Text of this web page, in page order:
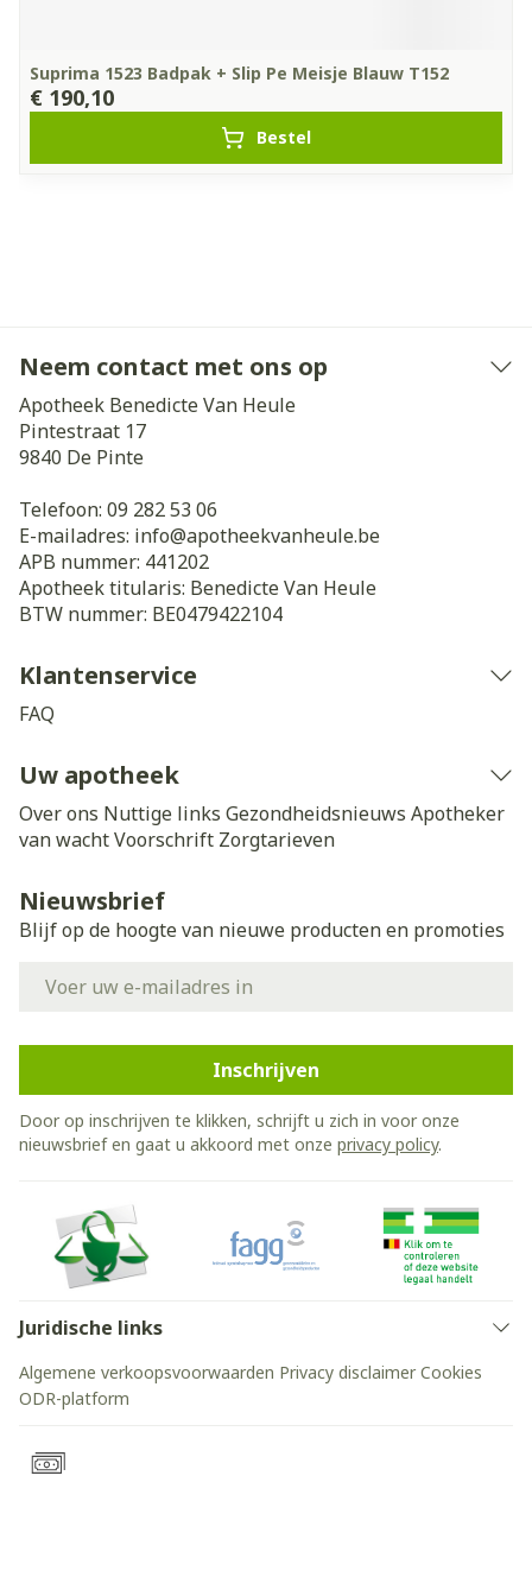
Suprima 1523 Badpak + Slip Pe Meisje Blauw T152
€ 190,10
Bestel
Neem contact met ons op
Apotheek Benedicte Van Heule
Pintestraat 17
9840 De Pinte
Telefoon: 09 282 53 06
E-mailadres: info@apotheekvanheule.be
APB nummer: 441202
Apotheek titularis: Benedicte Van Heule
BTW nummer: BE0479422104
Klantenservice
FAQ
Uw apotheek
Over ons Nuttige links Gezondheidsnieuws Apotheker
van wachtVoorschrift Zorgtarieven
Nieuwsbrief
Blijf op de hoogte van nieuwe producten en promoties
Inschrijven
Door op inschrijven te klikken, schrijft u zich in voor onze
nieuwsbrief en gaat u akkoord met onze privacy policy.
Juridische links
Algemene verkoopsvoorwaarden Privacy disclaimer Cookies
ODR-platform